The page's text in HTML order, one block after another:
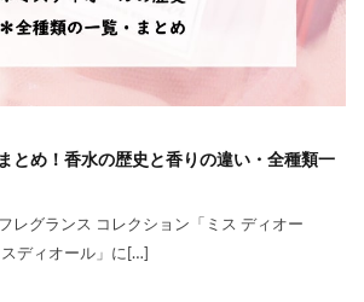
とめ！香水の歴史と香りの違い・全種類一
レグランス コレクション「ミス ディオー
ディオール」に[…]